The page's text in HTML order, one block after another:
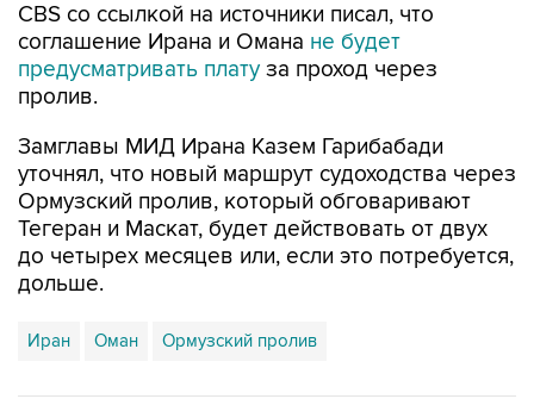
CBS со ссылкой на источники писал, что
соглашение Ирана и Омана не будет
предусматривать плату за проход через
пролив.
Замглавы МИД Ирана Казем Гарибабади
уточнял, что новый маршрут судоходства через
Ормузский пролив, который обговаривают
Тегеран и Маскат, будет действовать от двух
до четырех месяцев или, если это потребуется,
дольше.
Иран Оман Ормузский пролив